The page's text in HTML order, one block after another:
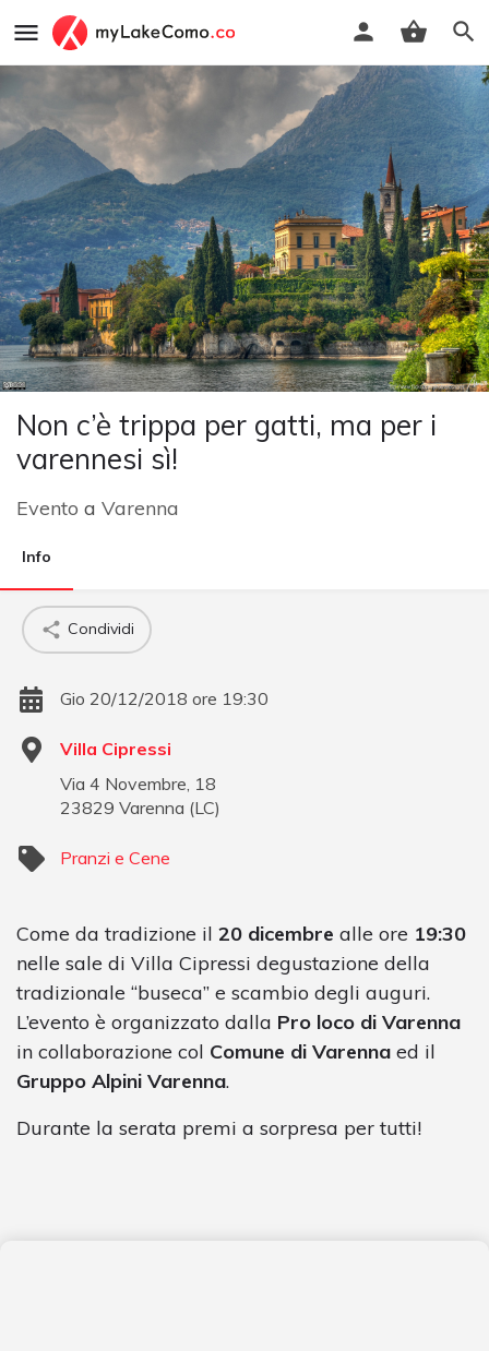
Non c’è trippa per gatti, ma per i
varennesi sì!
Evento a Varenna
Info
Condividi
Gio 20/12/2018 ore 19:30
Villa Cipressi
Via 4 Novembre, 18
23829 Varenna (LC)
Pranzi e Cene
Come da tradizione il 20 dicembre alle ore 19:30
nelle sale di Villa Cipressi degustazione della
tradizionale “buseca” e scambio degli auguri.
L’evento è organizzato dalla Pro loco di Varenna
in collaborazione col Comune di Varenna ed il
Gruppo Alpini Varenna.
Durante la serata premi a sorpresa per tutti!